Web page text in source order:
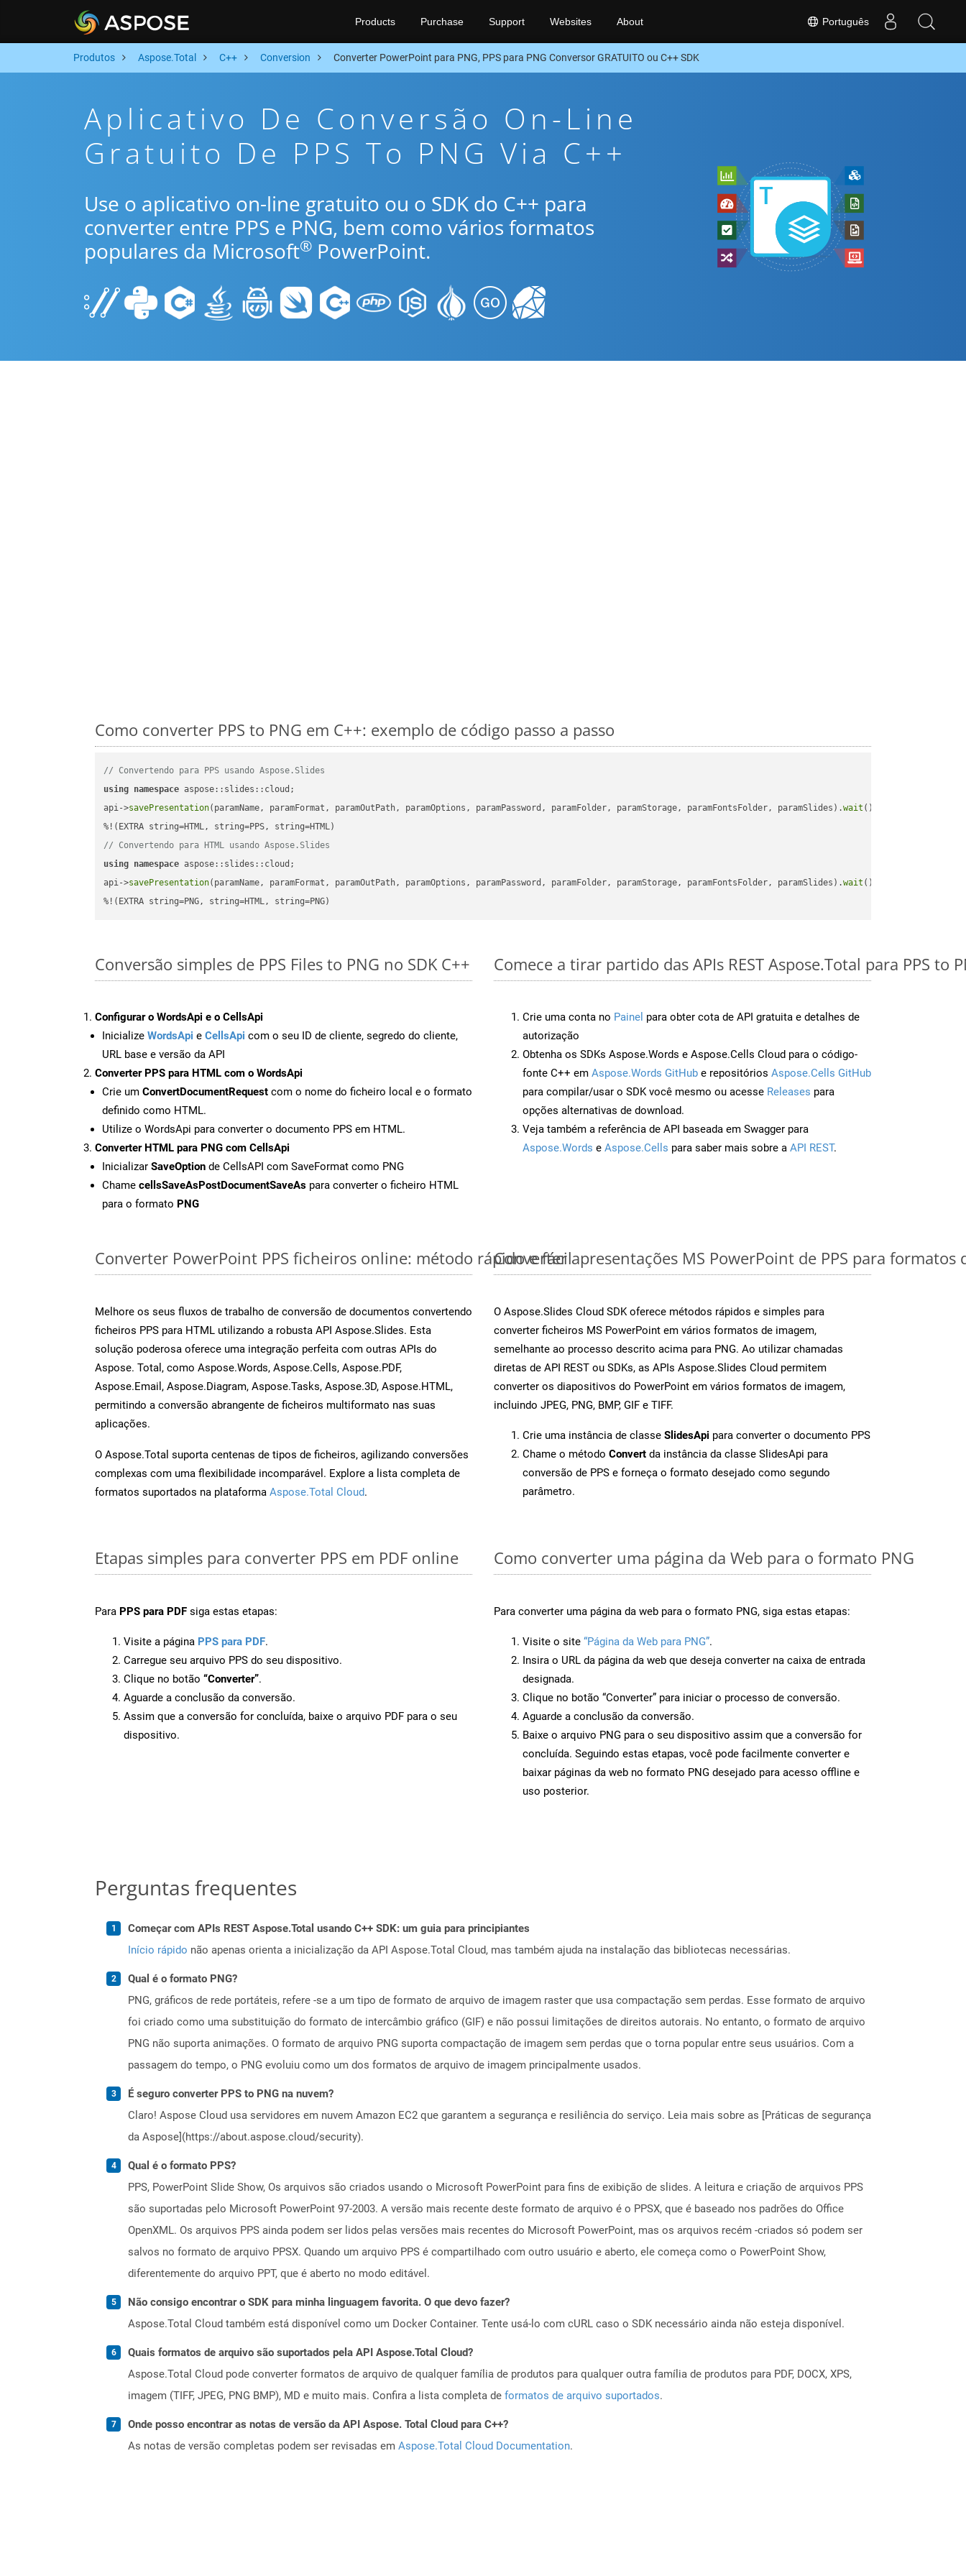
Português
Products Purchase Support Websites About
Produtos Aspose.Total C++ Conversion Converter PowerPoint para PNG, PPS para PNG Conversor GRATUITO ou C++ SDK
Aplicativo De Conversão On-Line
Gratuito De PPS To PNG Via C++
Use o aplicativo on-line gratuito ou o SDK do C++ para
converter entre PPS e PNG, bem como vários formatos
populares da Microsoft® PowerPoint.
Como converter PPS to PNG em C++: exemplo de código passo a passo
// Convertendo para PPS usando Aspose.Slides
using namespace aspose::slides::cloud;
api->savePresentation(paramName, paramFormat, paramOutPath, paramOptions, paramPassword, paramFolder, paramStorage, paramFontsFolder, paramSlides).wait ();
// Convertendo para HTML usando Aspose.Slides
using namespace aspose::slides::cloud;
api->savePresentation(paramName, paramFormat, paramOutPath, paramOptions, paramPassword, paramFolder, paramStorage, paramFontsFolder, paramSlides).wait ();
%!(EXTRA string=PNG, string=HTML, string=PNG)
Conversão simples de PPS Files to PNG no SDK C++
Configurar o WordsApi e o CellsApi
Inicialize WordsApi e CellsApi com o seu ID de cliente, segredo do cliente,
URL base e versão da API
Converter PPS para HTML com o WordsApi
Crie um ConvertDocumentRequest com o nome do ficheiro local e o formato
definido como HTML.
Utilize o WordsApi para converter o documento PPS em HTML.
Converter HTML para PNG com CellsApi
Inicializar SaveOption de CellsAPI com SaveFormat como PNG
Chame cellsSaveAsPostDocumentSaveAs para converter o ficheiro HTML
para o formato PNG
Comece a tirar partido das APIs REST Aspose.Total para PPS to
Crie uma conta no Painel para obter cota de API gratuita e detalhes de
autorização
Obtenha os SDKs Aspose.Words e Aspose.Cells Cloud para o código-
fonte C++ em Aspose.Words GitHub e repositórios Aspose.Cells GitHub
para compilar/usar o SDK você mesmo ou acesse Releases para
opções alternativas de download.
Veja também a referência de API baseada em Swagger para
Aspose.Words e Aspose.Cells para saber mais sobre a API REST.
Converter PowerPoint PPS ficheiros online: método rápido e fácil
Melhore os seus fluxos de trabalho de conversão de documentos convertendo
ficheiros PPS para HTML utilizando a robusta API Aspose.Slides. Esta
solução poderosa oferece uma integração perfeita com outras APIs do
Aspose. Total, como Aspose.Words, Aspose.Cells, Aspose.PDF,
Aspose.Email, Aspose.Diagram, Aspose.Tasks, Aspose.3D, Aspose.HTML,
permitindo a conversão abrangente de ficheiros multiformato nas suas
aplicações.
O Aspose.Total suporta centenas de tipos de ficheiros, agilizando conversões
complexas com uma flexibilidade incomparável. Explore a lista completa de
formatos suportados na plataforma Aspose.Total Cloud.
Converter apresentações MS PowerPoint de PPS para formatos
O Aspose.Slides Cloud SDK oferece métodos rápidos e simples para
converter ficheiros MS PowerPoint em vários formatos de imagem,
semelhante ao processo descrito acima para PNG. Ao utilizar chamadas
diretas de API REST ou SDKs, as APIs Aspose.Slides Cloud permitem
converter os diapositivos do PowerPoint em vários formatos de imagem,
incluindo JPEG, PNG, BMP, GIF e TIFF.
Crie uma instância de classe SlidesApi para converter o documento PPS
Chame o método Convert da instância da classe SlidesApi para
conversão de PPS e forneça o formato desejado como segundo
parâmetro.
Etapas simples para converter PPS em PDF online
Para PPS para PDF siga estas etapas:
Visite a página PPS para PDF.
Carregue seu arquivo PPS do seu dispositivo.
Clique no botão “Converter”.
Aguarde a conclusão da conversão.
Assim que a conversão for concluída, baixe o arquivo PDF para o seu
dispositivo.
Como converter uma página da Web para o formato PNG
Para converter uma página da web para o formato PNG, siga estas etapas:
Visite o site “Página da Web para PNG”.
Insira o URL da página da web que deseja converter na caixa de entrada
designada.
Clique no botão “Converter” para iniciar o processo de conversão.
Aguarde a conclusão da conversão.
Baixe o arquivo PNG para o seu dispositivo assim que a conversão for
concluída. Seguindo estas etapas, você pode facilmente converter e
baixar páginas da web no formato PNG desejado para acesso offline e
uso posterior.
Perguntas frequentes
Começar com APIs REST Aspose.Total usando C++ SDK: um guia para principiantes
Início rápido não apenas orienta a inicialização da API Aspose.Total Cloud, mas também ajuda na instalação das bibliotecas necessárias.
Qual é o formato PNG?
PNG, gráficos de rede portáteis, refere -se a um tipo de formato de arquivo de imagem raster que usa compactação sem perdas. Esse formato de arquivo
foi criado como uma substituição do formato de intercâmbio gráfico (GIF) e não possui limitações de direitos autorais. No entanto, o formato de arquivo
PNG não suporta animações. O formato de arquivo PNG suporta compactação de imagem sem perdas que o torna popular entre seus usuários. Com a
passagem do tempo, o PNG evoluiu como um dos formatos de arquivo de imagem principalmente usados.
É seguro converter PPS to PNG na nuvem?
Claro! Aspose Cloud usa servidores em nuvem Amazon EC2 que garantem a segurança e resiliência do serviço. Leia mais sobre as [Práticas de segurança
da Aspose](https://about.aspose.cloud/security).
Qual é o formato PPS?
PPS, PowerPoint Slide Show, Os arquivos são criados usando o Microsoft PowerPoint para fins de exibição de slides. A leitura e criação de arquivos PPS
são suportadas pelo Microsoft PowerPoint 97-2003. A versão mais recente deste formato de arquivo é o PPSX, que é baseado nos padrões do Office
OpenXML. Os arquivos PPS ainda podem ser lidos pelas versões mais recentes do Microsoft PowerPoint, mas os arquivos recém -criados só podem ser
salvos no formato de arquivo PPSX. Quando um arquivo PPS é compartilhado com outro usuário e aberto, ele começa como o PowerPoint Show,
diferentemente do arquivo PPT, que é aberto no modo editável.
Não consigo encontrar o SDK para minha linguagem favorita. O que devo fazer?
Aspose.Total Cloud também está disponível como um Docker Container. Tente usá-lo com cURL caso o SDK necessário ainda não esteja disponível.
Quais formatos de arquivo são suportados pela API Aspose.Total Cloud?
Aspose.Total Cloud pode converter formatos de arquivo de qualquer família de produtos para qualquer outra família de produtos para PDF, DOCX, XPS,
imagem (TIFF, JPEG, PNG BMP), MD e muito mais. Confira a lista completa de formatos de arquivo suportados.
Onde posso encontrar as notas de versão da API Aspose. Total Cloud para C++?
As notas de versão completas podem ser revisadas em Aspose.Total Cloud Documentation.